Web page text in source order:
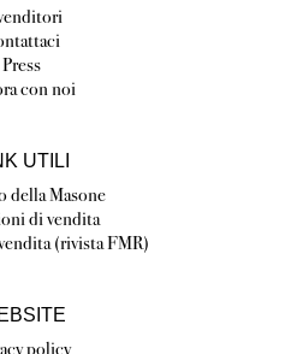
Press
con noi
UTILI
della Masone
di vendita
(rivista FMR)
policy